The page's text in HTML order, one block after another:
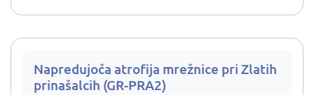
Napredujoča atrofija mrežnice pri Zlatih
prinašalcih (GR-PRA2)